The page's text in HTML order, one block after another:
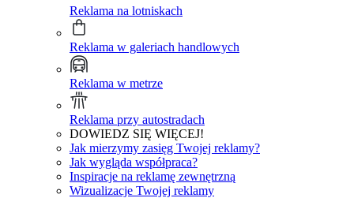
Reklama na lotniskach
Reklama w galeriach handlowych
Reklama w metrze
Reklama przy autostradach
DOWIEDZ SIĘ WIĘCEJ!
Jak mierzymy zasięg Twojej reklamy?
Jak wygląda współpraca?
Inspiracje na reklamę zewnętrzną
Wizualizacje Twojej reklamy